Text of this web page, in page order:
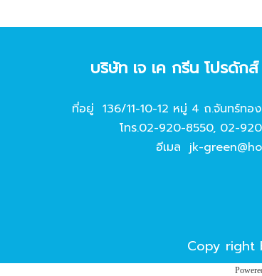
บริษัท เจ เค กรีน โปรดัก
ที่อยู่ 136/11-10-12 หมู่ 4 ถ.จันทร์ทอ
โทร.02-920-8550, 02-
อีเมล jk-
Copy right